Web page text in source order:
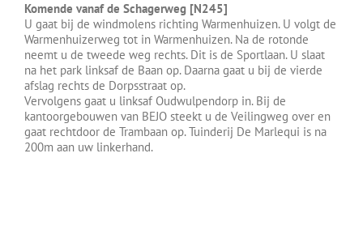
Komende vanaf de Schagerweg [N245]
U gaat bij de windmolens richting Warmenhuizen. U volgt de
Warmenhuizerweg tot in Warmenhuizen. Na de rotonde
neemt u de tweede weg rechts. Dit is de Sportlaan. U slaat
na het park linksaf de Baan op. Daarna gaat u bij de vierde
afslag rechts de Dorpsstraat op.
Vervolgens gaat u linksaf Oudwulpendorp in. Bij de
kantoorgebouwen van BEJO steekt u de Veilingweg over en
gaat rechtdoor de Trambaan op. Tuinderij De Marlequi is na
200m aan uw linkerhand.